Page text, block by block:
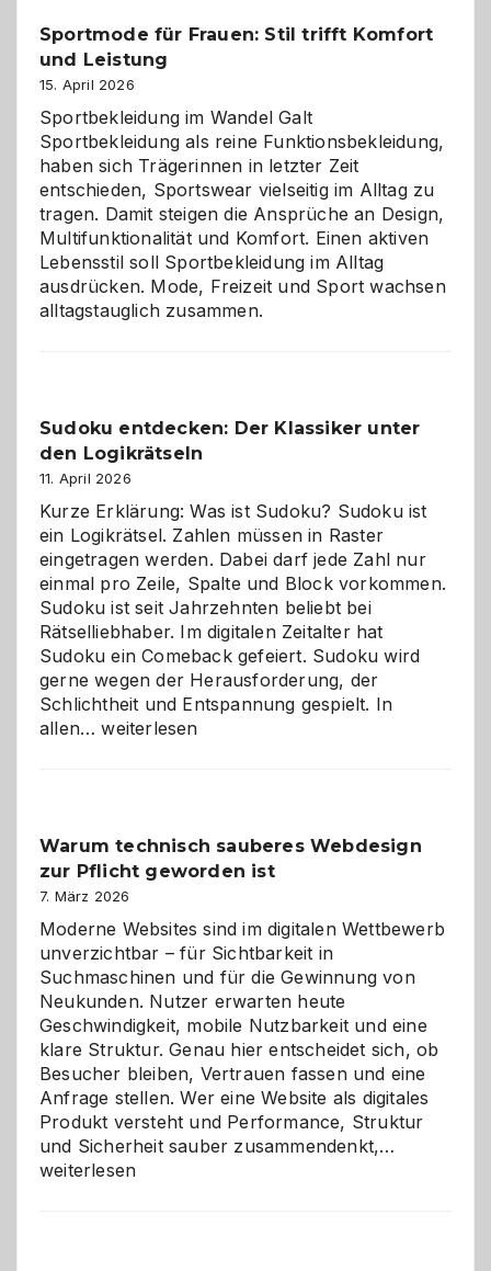
gegen
Chaos
Sportmode für Frauen: Stil trifft Komfort
und Leistung
15. April 2026
Sportbekleidung im Wandel Galt
Sportbekleidung als reine Funktionsbekleidung,
haben sich Trägerinnen in letzter Zeit
entschieden, Sportswear vielseitig im Alltag zu
tragen. Damit steigen die Ansprüche an Design,
Multifunktionalität und Komfort. Einen aktiven
Lebensstil soll Sportbekleidung im Alltag
ausdrücken. Mode, Freizeit und Sport wachsen
alltagstauglich zusammen.
Sudoku entdecken: Der Klassiker unter
den Logikrätseln
11. April 2026
Kurze Erklärung: Was ist Sudoku? Sudoku ist
ein Logikrätsel. Zahlen müssen in Raster
eingetragen werden. Dabei darf jede Zahl nur
einmal pro Zeile, Spalte und Block vorkommen.
Sudoku ist seit Jahrzehnten beliebt bei
Rätselliebhaber. Im digitalen Zeitalter hat
Sudoku ein Comeback gefeiert. Sudoku wird
gerne wegen der Herausforderung, der
Schlichtheit und Entspannung gespielt. In
allen…Sudoku
den
Logikrätseln
weiterlesen
Warum technisch sauberes Webdesign
zur Pflicht geworden ist
7. März 2026
Moderne Websites sind im digitalen Wettbewerb
unverzichtbar – für Sichtbarkeit in
Suchmaschinen und für die Gewinnung von
Neukunden. Nutzer erwarten heute
Geschwindigkeit, mobile Nutzbarkeit und eine
klare Struktur. Genau hier entscheidet sich, ob
Besucher bleiben, Vertrauen fassen und eine
Anfrage stellen. Wer eine Website als digitales
Produkt versteht und Performance, Struktur
und Sicherheit sauber zusammendenkt,…
weiterlesen